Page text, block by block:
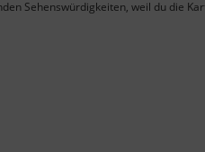
Sehenswürdigkeiten, weil du die